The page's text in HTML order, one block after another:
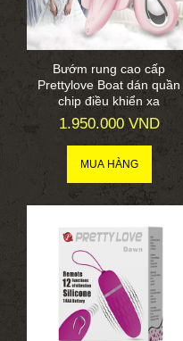
Bướm rung cao cấp
Prettylove Boat dán quần
chip điều khiển xa
1.950.000 VND